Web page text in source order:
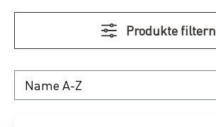
Produkte filtern